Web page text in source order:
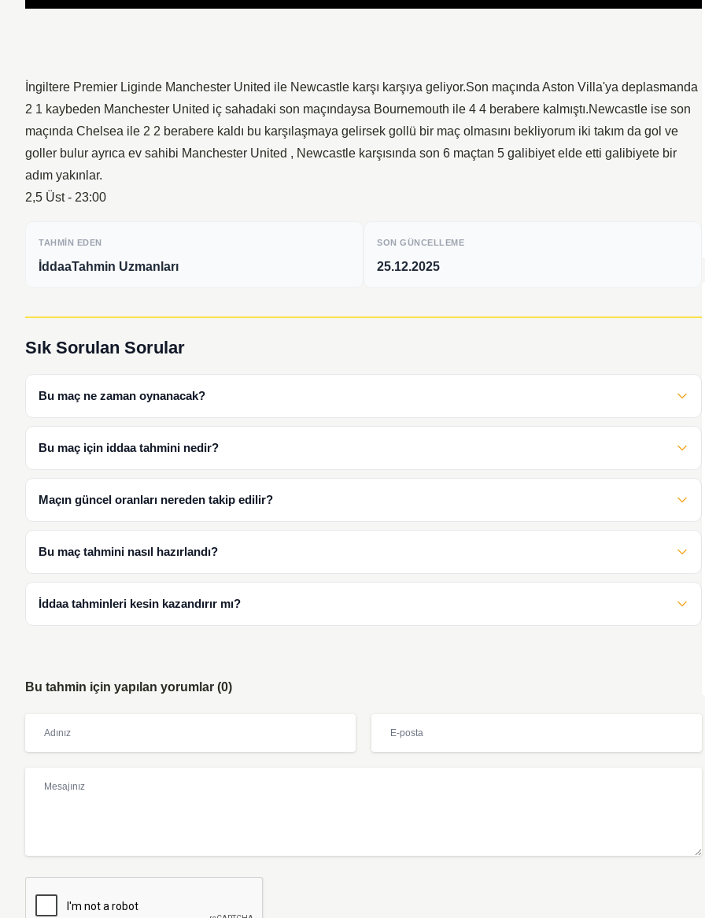
increase
decrease
volume.
İngiltere Premier Liginde Manchester United ile Newcastle karşı karşıya geliyor.Son maçında Aston Villa'ya deplasmanda
2 1 kaybeden Manchester United iç sahadaki son maçındaysa Bournemouth ile 4 4 berabere kalmıştı.Newcastle ise son
maçında Chelsea ile 2 2 berabere kaldı bu karşılaşmaya gelirsek gollü bir maç olmasını bekliyorum iki takım da gol ve
goller bulur ayrıca ev sahibi Manchester United , Newcastle karşısında son 6 maçtan 5 galibiyet elde etti galibiyete bir
adım yakınlar.
2,5 Üst - 23:00
TAHMIN EDEN
İddaaTahmin Uzmanları
SON GÜNCELLEME
25.12.2025
Sık Sorulan Sorular
Bu maç ne zaman oynanacak?
Bu maç için iddaa tahmini nedir?
Maçın güncel oranları nereden takip edilir?
Bu maç tahmini nasıl hazırlandı?
İddaa tahminleri kesin kazandırır mı?
Bu tahmin için yapılan yorumlar (0)